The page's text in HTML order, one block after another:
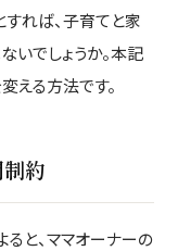
れば、子育てと家
でしょうか。本記
える方法です。
約
ると、ママオーナーの